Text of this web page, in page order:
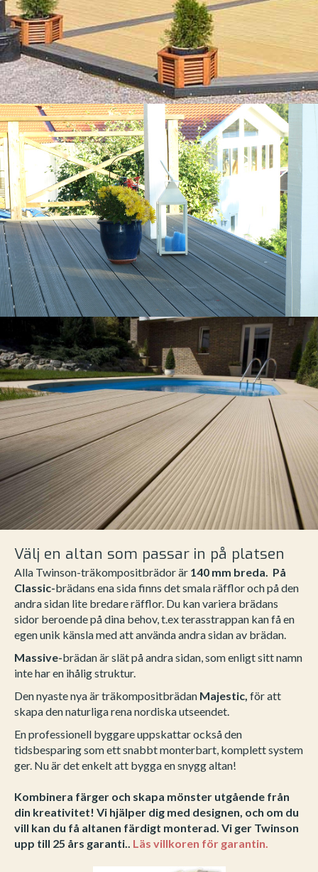
Välj en altan som passar in på platsen
Alla Twinson-träkompositbrädor är 140 mm breda. På
Classic-brädans ena sida finns det smala räfflor och på den
andra sidan lite bredare räfflor. Du kan variera brädans
sidor beroende på dina behov, t.ex terasstrappan kan få en
egen unik känsla med att använda andra sidan av brädan.
Massive-brädan är slät på andra sidan, som enligt sitt namn
inte har en ihålig struktur.
Den nyaste nya är träkompositbrädan Majestic, för att
skapa den naturliga rena nordiska utseendet.
En professionell byggare uppskattar också den
tidsbesparing som ett snabbt monterbart, komplett system
ger. Nu är det enkelt att bygga en snygg altan!
Kombinera färger och skapa mönster utgående från
din kreativitet! Vi hjälper dig med designen, och om du
vill kan du få altanen färdigt monterad. Vi ger Twinson
upp till 25 års garanti.. Läs villkoren för garantin.